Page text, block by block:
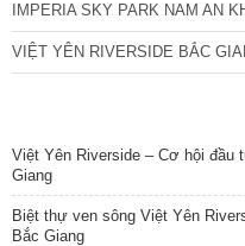
IMPERIA SKY PARK NAM AN
VIỆT YÊN RIVERSIDE BẮC
Việt Yên Riverside – Cơ hội đầu
Giang
Biệt thự ven sông Việt Yên
Bắc Giang